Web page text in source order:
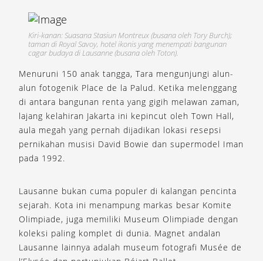
Kiri-kanan: Suasana Stasiun Montreux (busana oleh Tory Burch);
taman di Royal Savoy, hotel ikonis yang menempati bangunan
cagar budaya di Lausanne (busana oleh Toton).
Menuruni 150 anak tangga, Tara mengunjungi alun-
alun fotogenik Place de la Palud. Ketika melenggang
di antara bangunan renta yang gigih melawan zaman,
lajang kelahiran Jakarta ini kepincut oleh Town Hall,
aula megah yang pernah dijadikan lokasi resepsi
pernikahan musisi David Bowie dan supermodel Iman
pada 1992.
Lausanne bukan cuma populer di kalangan pencinta
sejarah. Kota ini menampung markas besar Komite
Olimpiade, juga memiliki Museum Olimpiade dengan
koleksi paling komplet di dunia. Magnet andalan
Lausanne lainnya adalah museum fotografi Musée de